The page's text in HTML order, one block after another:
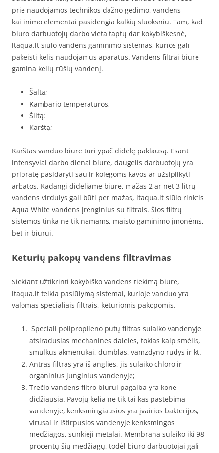
prie naudojamos technikos dažno gedimo, vandens
kaitinimo elementai pasidengia kalkių sluoksniu. Tam, kad
biuro darbuotojų darbo vieta taptų dar kokybiškesnė,
ltaqua.lt siūlo vandens gaminimo sistemas, kurios gali
pakeisti kelis naudojamus aparatus. Vandens filtrai biure
gamina kelių rūšių vandenį.
Šaltą;
Kambario temperatūros;
Šiltą;
Karštą;
Karštas vanduo biure turi ypač didelę paklausą. Esant
intensyviai darbo dienai biure, daugelis darbuotojų yra
pripratę pasidaryti sau ir kolegoms kavos ar užsiplikyti
arbatos. Kadangi dideliame biure, mažas 2 ar net 3 litrų
vandens virdulys gali būti per mažas, ltaqua.lt siūlo rinktis
Aqua White vandens įrenginius su filtrais. Šios filtrų
sistemos tinka ne tik namams, maisto gaminimo įmonėms,
bet ir biurui.
Keturių pakopų vandens filtravimas
Siekiant užtikrinti kokybiško vandens tiekimą biure,
ltaqua.lt teikia pasiūlymą sistemai, kurioje vanduo yra
valomas specialiais filtrais, keturiomis pakopomis.
Speciali polipropileno putų filtras sulaiko vandenyje
atsiradusias mechanines daleles, tokias kaip smėlis,
smulkūs akmenukai, dumblas, vamzdyno rūdys ir kt.
Antras filtras yra iš anglies, jis sulaiko chloro ir
organinius junginius vandenyje;
Trečio vandens filtro biurui pagalba yra kone
didžiausia. Pavojų kelia ne tik tai kas pastebima
vandenyje, kenksmingiausios yra įvairios bakterijos,
virusai ir ištirpusios vandenyje kenksmingos
medžiagos, sunkieji metalai. Membrana sulaiko iki 98
procentų šių medžiagų, todėl biuro darbuotojai gali